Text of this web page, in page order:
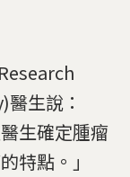
生說：
生確定腫瘤
特點。」